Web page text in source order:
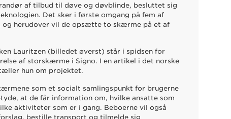
af tilbud til døve og døvblinde, besluttet sig
Det sker i første omgang på fem af
og herudover vil de opsætte to skærme på et af
Lauritzen (billedet øverst) står i spidsen for
af storskærme i Signo. I en artikel i det norske
hun om projektet.
som et socialt samlingspunkt for brugerne
at de får information om, hvilke ansatte som
aktiviteter som er i gang. Beboerne vil også
bestille transport og tilmelde sig